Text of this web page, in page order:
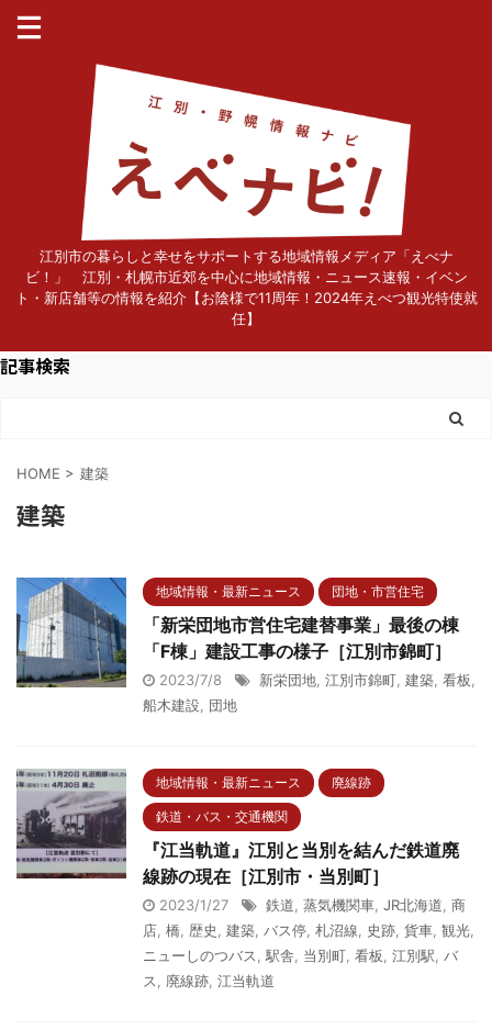
江別市の暮らしと幸せをサポートする地域情報メディア「えべナ
ビ！」 江別・札幌市近郊を中心に地域情報・ニュース速報・イベン
ト・新店舗等の情報を紹介【お陰様で11周年！2024年えべつ観光特使就
任】
記事検索
HOME > 建築
建築
地域情報・最新ニュース 団地・市営住宅
「新栄団地市営住宅建替事業」最後の棟
「F棟」建設工事の様子［江別市錦町］
2023/7/8 新栄団地, 江別市錦町, 建築, 看板,
船木建設, 団地
地域情報・最新ニュース 廃線跡
鉄道・バス・交通機関
『江当軌道』江別と当別を結んだ鉄道廃
線跡の現在［江別市・当別町］
2023/1/27 鉄道, 蒸気機関車, JR北海道, 商
店, 橋, 歴史, 建築, バス停, 札沼線, 史跡, 貨車, 観光,
ニューしのつバス, 駅舎, 当別町, 看板, 江別駅, バ
ス, 廃線跡, 江当軌道